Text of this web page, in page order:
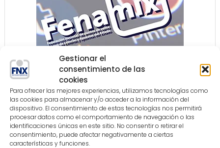
Gestionar el
consentimiento de las
cookies
Para ofrecer las mejores experiencias, utilizamos tecnologías como
las cookies para almacenar y/o acceder a la información del
dispositivo. El consentimiento de estas tecnologías nos permitirá
procesar datos como el comportamiento de navegación o las
identificaciones únicas en este sitio. No consentir o retirar el
consentimiento, puede afectar negativamente a ciertas
características y funciones.
COLABORADORES